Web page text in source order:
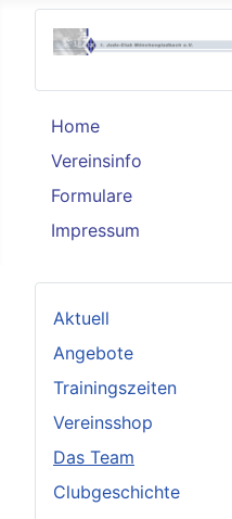
Home
Vereinsinfo
Formulare
Impressum
Aktuell
Angebote
Trainingszeiten
Vereinsshop
Das Team
Clubgeschichte